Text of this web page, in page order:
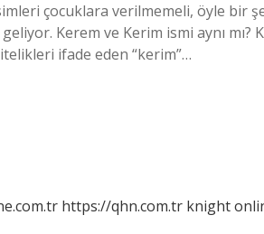
çocuklara verilmemeli, öyle bir
Kerem ve Kerim ismi aynı
ifade eden “kerim”…
https://qhn.com.tr knight